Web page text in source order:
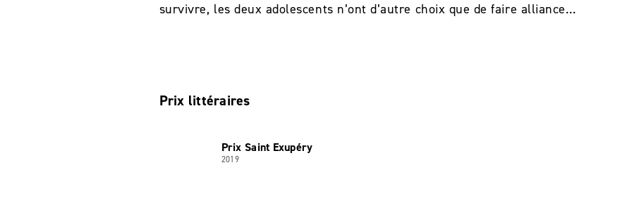
survivre, les deux adolescents n’ont d’autre choix que de faire alliance…
Prix littéraires
Prix Saint Exupéry
2019